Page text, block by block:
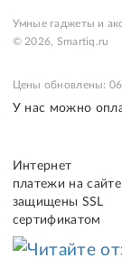
Умные гаджеты и
© 2026, Smartiq.ru
Цены обновлены:
У нас можно
Интернет
платежи на сайте
защищены SSL
сертификатом